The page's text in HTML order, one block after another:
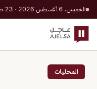
الخميس، 6 أغسطس 2026 · 23 صفر 1448 هـ
المحليات